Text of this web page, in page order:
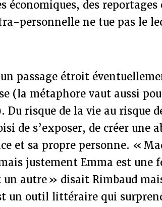
économiques, des
personnelle ne tue pas le
passage étroit
(la métaphore vaut aussi
Du risque de la vie au risque
de s’exposer, de créer une
et sa propre personne. «
justement Emma est une
un autre » disait Rimbaud
un outil littéraire qui